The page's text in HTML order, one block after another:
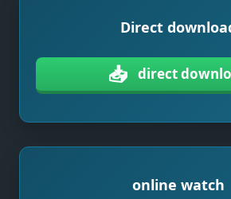
Direct
📥 direct
online watch